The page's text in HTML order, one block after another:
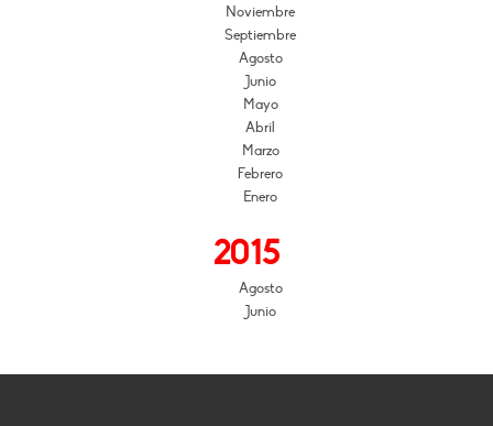
Noviembre
Septiembre
Agosto
Junio
Mayo
Abril
Marzo
Febrero
Enero
2015
Agosto
Junio